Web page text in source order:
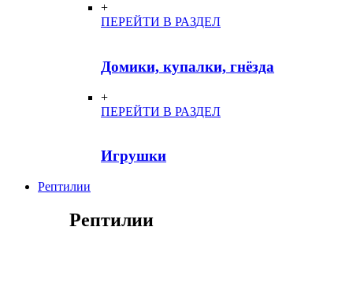
+
ПЕРЕЙТИ В РАЗДЕЛ
Домики, купалки, гнёзда
+
ПЕРЕЙТИ В РАЗДЕЛ
Игрушки
Рептилии
Рептилии